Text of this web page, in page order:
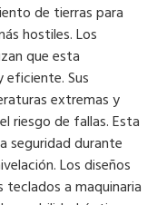
de tierras para
hostiles. Los
que esta
Sus
extremas y
riesgo de fallas. Esta
seguridad durante
Los diseños
a maquinaria